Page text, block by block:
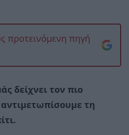
προτεινόμενη πηγή
δείχνει τον πιο
τη